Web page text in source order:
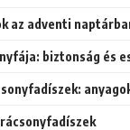
az adventi
biztonság és